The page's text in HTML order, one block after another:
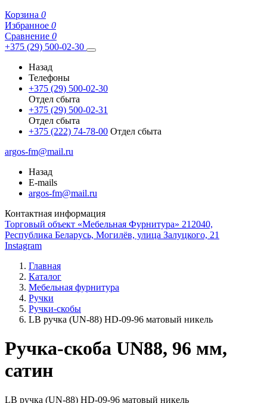
Корзина 0
Избранное 0
Сравнение 0
+375 (29) 500-02-30
Назад
Телефоны
+375 (29) 500-02-30
Отдел сбыта
+375 (29) 500-02-31
Отдел сбыта
+375 (222) 74-78-00 Отдел сбыта
argos-fm@mail.ru
Назад
E-mails
argos-fm@mail.ru
Контактная информация
Торговый объект «Мебельная Фурнитура» 212040,
Республика Беларусь, Могилёв, улица Залуцкого, 21
Instagram
Главная
Каталог
Мебельная фурнитура
Ручки
Ручки-скобы
LB ручка (UN-88) HD-09-96 матовый никель
Ручка-скоба UN88, 96 мм,
сатин
LB ручка (UN-88) HD-09-96 матовый никель